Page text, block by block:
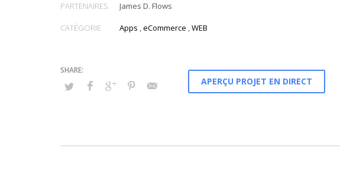
Distinctively generate interactive web.
PARTENAIRES James D. Flows
CATÉGORIE Apps ,eCommerce ,WEB
APERÇU PROJET EN DIRECT